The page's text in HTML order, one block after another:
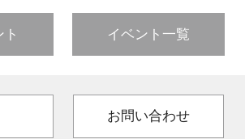
イベント一覧
お問い合わせ